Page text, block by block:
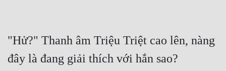
"Hử?" Thanh âm Triệu Triệt cao lên, nàng
đây là đang giải thích với hắn sao?